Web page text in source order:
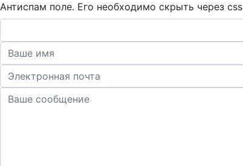
Антиспам поле. Его необходимо скрыть через css